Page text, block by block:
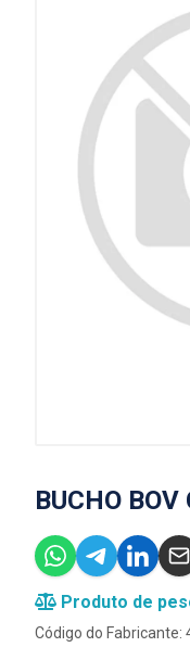
BUCHO
Produto de
Código do Fabricante: